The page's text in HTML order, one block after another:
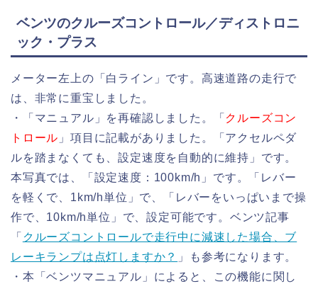
ベンツのクルーズコントロール／ディストロニ
ック・プラス
メーター左上の「白ライン」です。高速道路の走行で
は、非常に重宝しました。
・「マニュアル」を再確認しました。「 クルーズコン
トロール 」項目に記載がありました。「アクセルペダ
ルを踏まなくても、設定速度を自動的に維持」です。
本写真では、「設定速度：100km/h」です。「レバー
を軽くで、1km/h単位」で、「レバーをいっぱいまで操
作で、10km/h単位」で、設定可能です。ベンツ記事
「 クルーズコントロールで走行中に減速した場合、ブ
レーキランプは点灯しますか？
」も参考になります。
・本「ベンツマニュアル」によると、この機能に関し